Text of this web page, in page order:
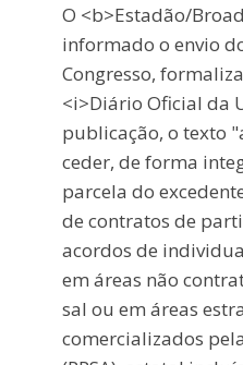
O <b>Estadão/
informado o envio
Congresso,
<i>Diário Oficial da
publicação, o texto
ceder, de forma
parcela do
de contratos de
acordos de
em áreas não
sal ou em áreas
comercializados